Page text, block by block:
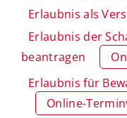
Erlaubnis als
Erlaubnis der
beantragen
Erlaubnis für
Online-